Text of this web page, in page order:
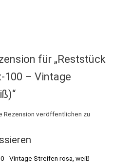
für „Reststück
100 – Vintage
Rezension veröffentlichen zu